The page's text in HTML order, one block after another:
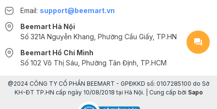
Email: support@beemart.vn
Beemart Hà Nội
Số 321A Nguyễn Khang, Phường Cầu Giấy, TP.HN
Beemart Hồ Chí Minh
Số 102 Võ Thị Sáu, Phường Tân Định, TP.HCM
@2024 CÔNG TY CỔ PHẦN BEEMART - GPĐKKD số: 0107285100 do Sở
KH-ĐT TP.HN cấp ngày 10/08/2018 tại Hà Nội. | Cung cấp bởi Sapo